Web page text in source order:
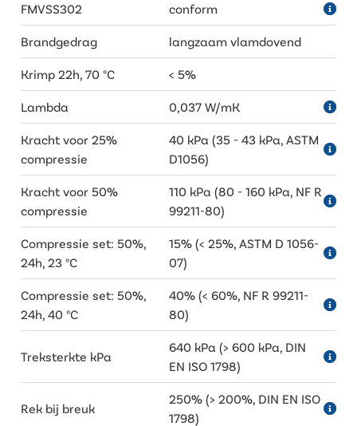
FMVSS302 conform
Brandgedrag langzaam vlamdovend
Krimp 22h, 70 °C < 5%
Lambda 0,037 W/mK
Kracht voor 25%
compressie
40 kPa (35 - 43 kPa, ASTM
D1056)
Kracht voor 50%
compressie
110 kPa (80 - 160 kPa, NF R
99211-80)
Compressie set: 50%,
24h, 23 °C
15% (< 25%, ASTM D 1056-
07)
Compressie set: 50%,
24h, 40 °C
40% (< 60%, NF R 99211-
80)
Treksterkte kPa
640 kPa (> 600 kPa, DIN
EN ISO 1798)
Rek bij breuk
250% (> 200%, DIN EN ISO
1798)